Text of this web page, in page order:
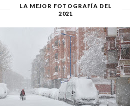
LA MEJOR FOTOGRAFÍA DEL
2021